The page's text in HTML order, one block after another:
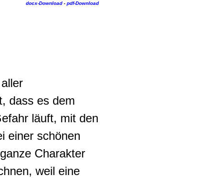
docx-Download- pdf-Download
dass es dem
läuft, mit den
einer schönen
Charakter
weil eine